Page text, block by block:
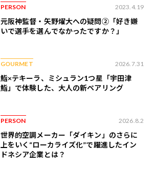
PERSON 2023.4.19
元阪神監督・矢野燿大への疑問②「好き嫌
いで選手を選んでなかったですか？」
GOURMET 2026.7.31
鮨×テキーラ、ミシュラン1つ星「宇田津
鮨」で体験した、大人の新ペアリング
PERSON 2026.8.2
世界的空調メーカー「ダイキン」のさらに
上をいく“ローカライズ化”で躍進したイン
ドネシア企業とは？